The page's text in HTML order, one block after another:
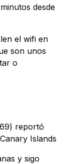
desde
el wifi en
son unos
o
reportó
Islands
y sigo